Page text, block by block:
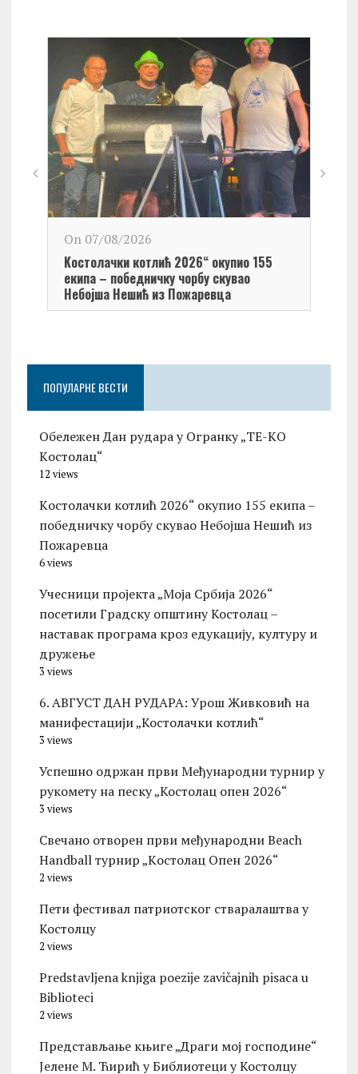
On 07/08/2026
Kостолачки котлић 2026“ окупио 155
екипа – победничку чорбу скувао
Небојша Нешић из Пожаревца
ПОПУЛАРНЕ ВЕСТИ
Обележен Дан рудара у Огранку „ТЕ-KО
Kостолац“
12 views
Kостолачки котлић 2026“ окупио 155 екипа –
победничку чорбу скувао Небојша Нешић из
Пожаревца
6 views
Учесници пројекта „Моја Србија 2026“
посетили Градску општину Костолац –
наставак програма кроз едукацију, културу и
дружење
3 views
6. АВГУСТ ДАН РУДАРА: Урош Живковић на
манифестацији „Костолачки котлић“
3 views
Успешно одржан први Међународни турнир у
рукомету на песку „Костолац опен 2026“
3 views
Свечано отворен први међународни Beach
Handball турнир „Kостолац Опен 2026“
2 views
Пети фестивал патриотског стваралаштва у
Костолцу
2 views
Predstavljena knjiga poezije zavičajnih pisaca u
Biblioteci
2 views
Представљање књиге „Драги мој господине“
Јелене М. Ћирић у Библиотеци у Костолцу